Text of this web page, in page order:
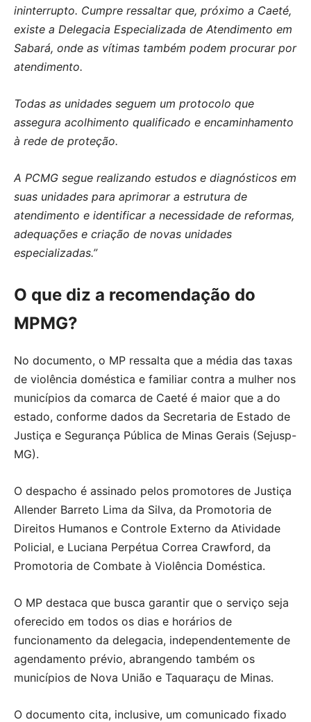
ininterrupto. Cumpre ressaltar que, próximo a Caeté,
existe a Delegacia Especializada de Atendimento em
Sabará, onde as vítimas também podem procurar por
atendimento.
Todas as unidades seguem um protocolo que
assegura acolhimento qualificado e encaminhamento
à rede de proteção.
A PCMG segue realizando estudos e diagnósticos em
suas unidades para aprimorar a estrutura de
atendimento e identificar a necessidade de reformas,
adequações e criação de novas unidades
especializadas.”
O que diz a recomendação do
MPMG?
No documento, o MP ressalta que a média das taxas
de violência doméstica e familiar contra a mulher nos
municípios da comarca de Caeté é maior que a do
estado, conforme dados da Secretaria de Estado de
Justiça e Segurança Pública de Minas Gerais (Sejusp-
MG).
O despacho é assinado pelos promotores de Justiça
Allender Barreto Lima da Silva, da Promotoria de
Direitos Humanos e Controle Externo da Atividade
Policial, e Luciana Perpétua Correa Crawford, da
Promotoria de Combate à Violência Doméstica.
O MP destaca que busca garantir que o serviço seja
oferecido em todos os dias e horários de
funcionamento da delegacia, independentemente de
agendamento prévio, abrangendo também os
municípios de Nova União e Taquaraçu de Minas.
O documento cita, inclusive, um comunicado fixado